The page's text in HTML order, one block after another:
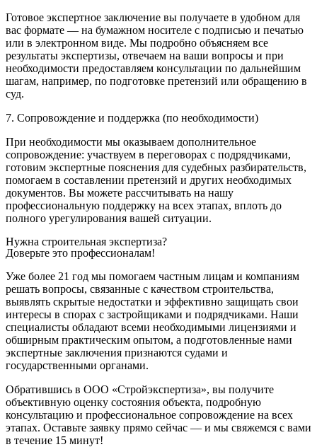
Готовое экспертное заключение вы получаете в удобном для
вас формате — на бумажном носителе с подписью и печатью
или в электронном виде. Мы подробно объясняем все
результаты экспертизы, отвечаем на ваши вопросы и при
необходимости предоставляем консультации по дальнейшим
шагам, например, по подготовке претензий или обращению в
суд.
7. Сопровождение и поддержка (по необходимости)
При необходимости мы оказываем дополнительное
сопровождение: участвуем в переговорах с подрядчиками,
готовим экспертные пояснения для судебных разбирательств,
помогаем в составлении претензий и других необходимых
документов. Вы можете рассчитывать на нашу
профессиональную поддержку на всех этапах, вплоть до
полного урегулирования вашей ситуации.
Нужна строительная экспертиза?
Доверьте это профессионалам!
Уже более 21 год мы помогаем частным лицам и компаниям
решать вопросы, связанные с качеством строительства,
выявлять скрытые недостатки и эффективно защищать свои
интересы в спорах с застройщиками и подрядчиками. Наши
специалисты обладают всеми необходимыми лицензиями и
обширным практическим опытом, а подготовленные нами
экспертные заключения признаются судами и
государственными органами.
Обратившись в ООО «Стройэкспертиза», вы получите
объективную оценку состояния объекта, подробную
консультацию и профессиональное сопровождение на всех
этапах. Оставьте заявку прямо сейчас — и мы свяжемся с вами
в течение 15 минут!